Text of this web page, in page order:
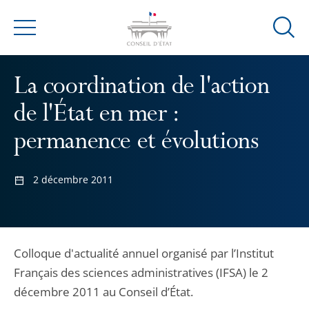
Menu
Ouvrir
La coordination de l'action
de l'État en mer :
permanence et évolutions
2 décembre 2011
Colloque d'actualité annuel organisé par l’Institut
Français des sciences administratives (IFSA) le 2
décembre 2011 au Conseil d’État.